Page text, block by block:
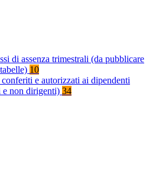
di assenza trimestrali (da pubblicare
10
e autorizzati ai dipendenti
e non dirigenti) 34